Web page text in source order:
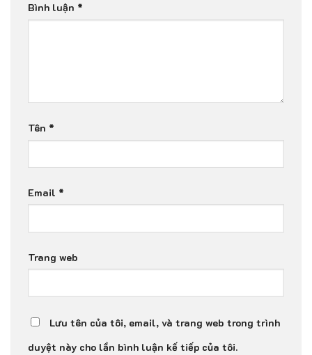
Bình luận *
Tên *
Email *
Trang web
Lưu tên của tôi, email, và trang web trong trình
duyệt này cho lần bình luận kế tiếp của tôi.